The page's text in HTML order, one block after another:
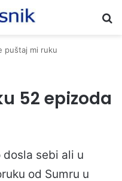
puštaj mi ruku
52 epizoda
sebi ali u
od Sumru u